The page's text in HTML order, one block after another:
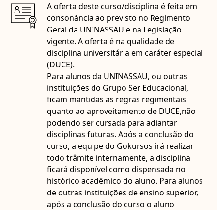
oferta de educação a distância nas modalidades de
graduação e pós-graduação.
A oferta deste curso/disciplina é feita em
consonância ao previsto no Regimento
Geral da UNINASSAU e na Legislação
vigente. A oferta é na qualidade de
disciplina universitária em caráter especial
(DUCE).
Para alunos da UNINASSAU, ou outras
instituições do Grupo Ser Educacional,
ficam mantidas as regras regimentais
quanto ao aproveitamento de DUCE,não
podendo ser cursada para adiantar
disciplinas futuras. Após a conclusão do
curso, a equipe do Gokursos irá realizar
todo trâmite internamente, a disciplina
ficará disponível como dispensada no
histórico acadêmico do aluno. Para alunos
de outras instituições de ensino superior,
após a conclusão do curso o aluno